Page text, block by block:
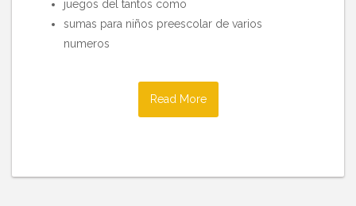
juegos del tantos como
sumas para niños preescolar de varios
numeros
Read More